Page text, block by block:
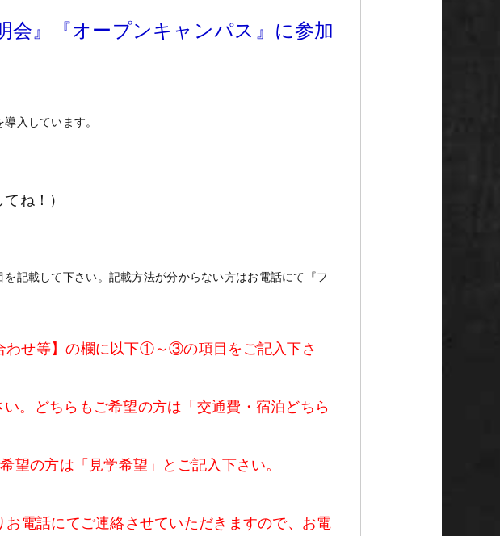
会』『オープンキャンパス』に参加
入しています。
ね！）
記載して下さい。記載方法が分からない方はお電話にて『フ
わせ等】の欄に以下①～③の項目をご記入下さ
。どちらもご希望の方は「交通費・宿泊どちら
の方は「見学希望」とご記入下さい。
電話にてご連絡させていただきますので、お電